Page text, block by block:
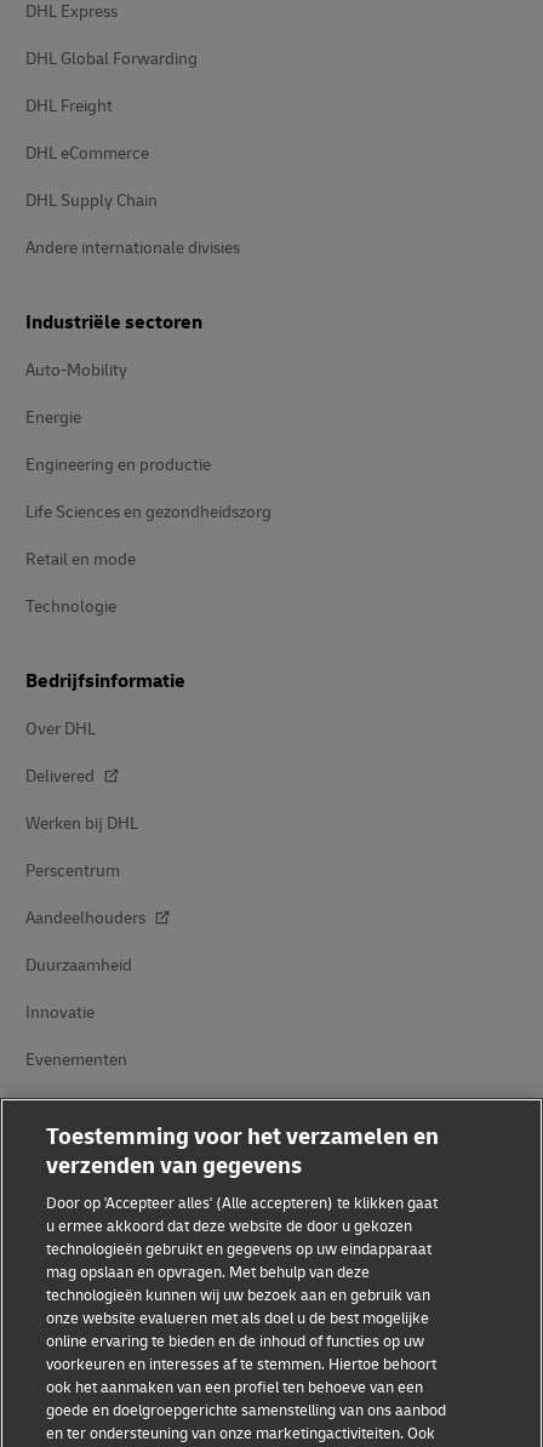
DHL Express
DHL Global Forwarding
DHL Freight
DHL eCommerce
DHL Supply Chain
Andere internationale divisies
Industriële sectoren
Auto-Mobility
Energie
Engineering en productie
Life Sciences en gezondheidszorg
Retail en mode
Technologie
Bedrijfsinformatie
Over DHL
Delivered
Werken bij DHL
Perscentrum
Aandeelhouders
Duurzaamheid
Innovatie
Evenementen
Samenwerkingsverbanden tussen merken
Fraudebewustzijn
Juridische kennisgeving
Gebruiksvoorwaarden
Toestemming voor het verzamelen en
verzenden van gegevens
Door op 'Accepteer alles' (Alle accepteren) te klikken gaat
u ermee akkoord dat deze website de door u gekozen
technologieën gebruikt en gegevens op uw eindapparaat
mag opslaan en opvragen. Met behulp van deze
technologieën kunnen wij uw bezoek aan en gebruik van
onze website evalueren met als doel u de best mogelijke
online ervaring te bieden en de inhoud of functies op uw
voorkeuren en interesses af te stemmen. Hiertoe behoort
ook het aanmaken van een profiel ten behoeve van een
goede en doelgroepgerichte samenstelling van ons aanbod
en ter ondersteuning van onze marketingactiviteiten. Ook